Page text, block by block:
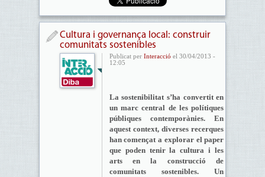
Cultura i governança local: construir
comunitats sostenibles
Publicat per Interacció el 30/04/2013 -
12:05
La sostenibilitat s’ha convertit en
un marc central de les polítiques
públiques contemporànies. En
aquest context, diverses recerques
han començat a explorar el paper
que poden tenir la cultura i les
arts en la construcció de
comunitats sostenibles. Un